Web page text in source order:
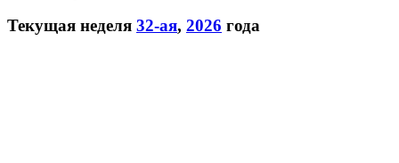
Текущая неделя 32-ая, 2026 года